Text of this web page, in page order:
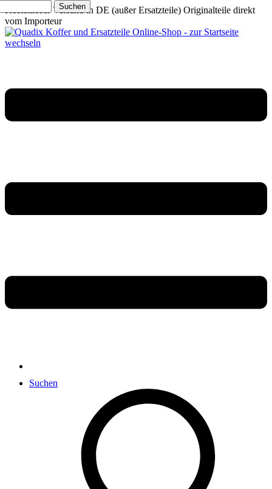
Kostenloser Versand in DE (außer Ersatzteile) Originalteile direkt
vom Importeur
Suchen
Suchen